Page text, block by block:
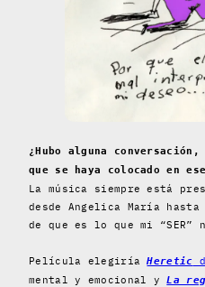
¿Hubo alguna
que se haya colocado en
La música siempre está
desde Angelica María hasta
de que es lo que mi “SER”
Película elegiríaHeretic
mental y emocional yLa